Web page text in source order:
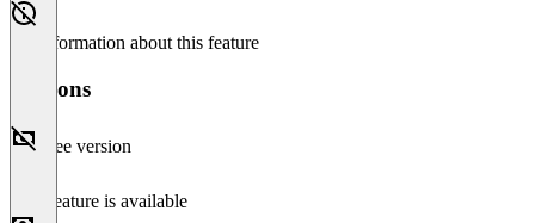
No information about this feature
Versions
Free version
This feature is available